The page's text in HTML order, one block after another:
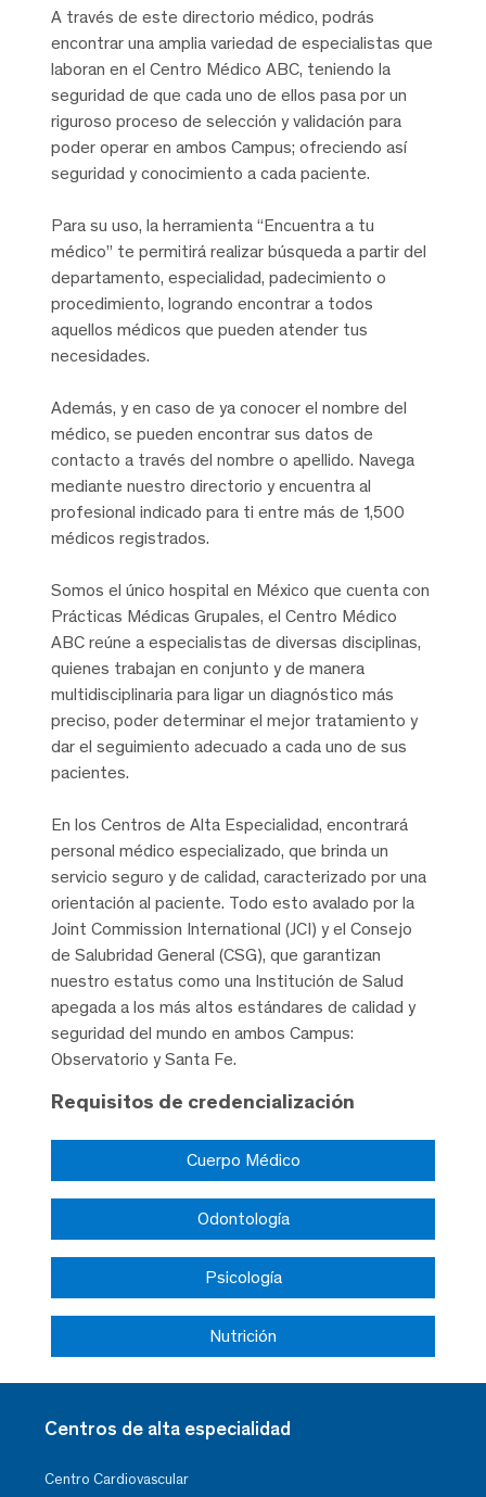
A través de este directorio médico, podrás
encontrar una amplia variedad de especialistas que
laboran en el Centro Médico ABC, teniendo la
seguridad de que cada uno de ellos pasa por un
riguroso proceso de selección y validación para
poder operar en ambos Campus; ofreciendo así
seguridad y conocimiento a cada paciente.
Para su uso, la herramienta “Encuentra a tu
médico” te permitirá realizar búsqueda a partir del
departamento, especialidad, padecimiento o
procedimiento, logrando encontrar a todos
aquellos médicos que pueden atender tus
necesidades.
Además, y en caso de ya conocer el nombre del
médico, se pueden encontrar sus datos de
contacto a través del nombre o apellido. Navega
mediante nuestro directorio y encuentra al
profesional indicado para ti entre más de 1,500
médicos registrados.
Somos el único hospital en México que cuenta con
Prácticas Médicas Grupales, el Centro Médico
ABC reúne a especialistas de diversas disciplinas,
quienes trabajan en conjunto y de manera
multidisciplinaria para ligar un diagnóstico más
preciso, poder determinar el mejor tratamiento y
dar el seguimiento adecuado a cada uno de sus
pacientes.
En los Centros de Alta Especialidad, encontrará
personal médico especializado, que brinda un
servicio seguro y de calidad, caracterizado por una
orientación al paciente. Todo esto avalado por la
Joint Commission International (JCI) y el Consejo
de Salubridad General (CSG), que garantizan
nuestro estatus como una Institución de Salud
apegada a los más altos estándares de calidad y
seguridad del mundo en ambos Campus:
Observatorio y Santa Fe.
Requisitos de credencialización
Cuerpo Médico
Odontología
Psicología
Nutrición
Centros de alta especialidad
Centro Cardiovascular